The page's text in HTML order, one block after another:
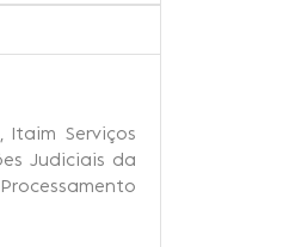
Itaim Serviços
Judiciais da